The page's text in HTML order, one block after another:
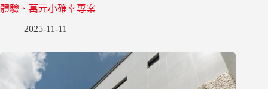
體驗、萬元小確幸專案
2025-11-11